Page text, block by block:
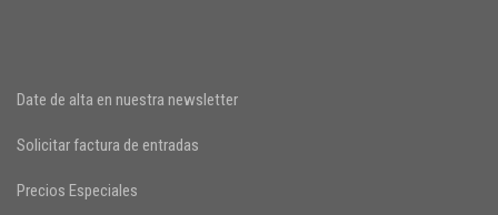
Date de alta en nuestra newsletter
Solicitar factura de entradas
Precios Especiales